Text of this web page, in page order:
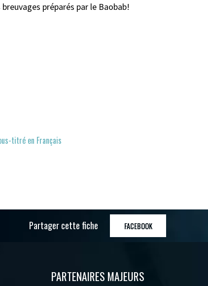
préparés par le Baobab!
titré en Français
Partager cette fiche FACEBOOK
PARTENAIRES MAJEURS